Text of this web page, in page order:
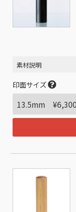
素材説明
印面サイズ